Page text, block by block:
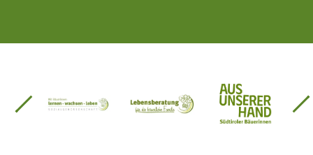
Südtirol
Gärtnervereinigung
Sozialgenossenschaft Mit Bäuerinnen lernen -
Lebensberatung für dieAus unserer